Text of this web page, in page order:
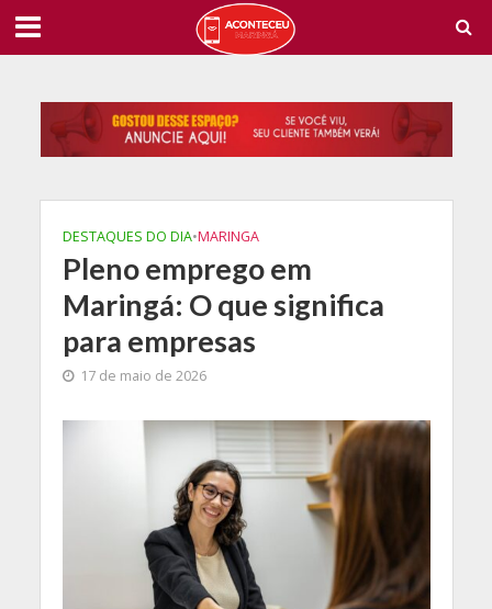
DESTAQUES DO DIA•MARINGA
Pleno emprego em
Maringá: O que significa
para empresas
17 de maio de 2026